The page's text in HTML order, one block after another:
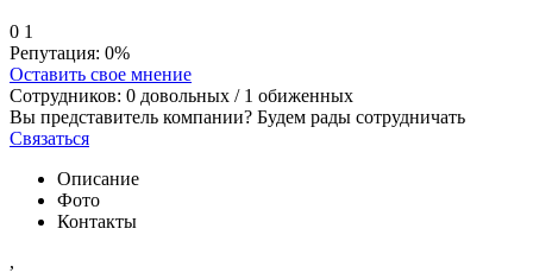
0 1
Репутация: 0%
Оставить свое мнение
Сотрудников: 0 довольных / 1 обиженных
Вы представитель компании? Будем рады сотрудничать
Связаться
Описание
Фото
Контакты
,